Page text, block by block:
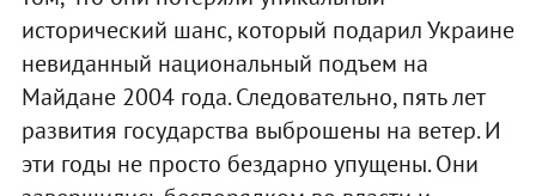
исторический шанс, который подарил Украине
невиданный национальный подъем на
Майдане 2004 года. Следовательно, пять лет
развития государства выброшены на ветер. И
эти годы не просто бездарно упущены. Они